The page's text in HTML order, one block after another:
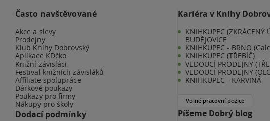
Často navštěvované
Akce a slevy
Prodejny
Klub Knihy Dobrovský
Aplikace KDčko
Knižní závisláci
Festival knižních závisláků
Affiliate spolupráce
Dárkové poukazy
Poukazy pro firmy
Nákupy pro školy
Dodací podmínky
Kariéra v Knihy
KNIHKUPEC (ZKRÁCENÝ
BUDĚJOVICE
KNIHKUPEC - BRNO
KNIHKUPEC (TŘEBÍČ)
VEDOUCÍ PRODEJNY
VEDOUCÍ PRODEJNY
KNIHKUPEC - KARVINÁ
Volné pracovní pozice
Píšeme Dobrý blog